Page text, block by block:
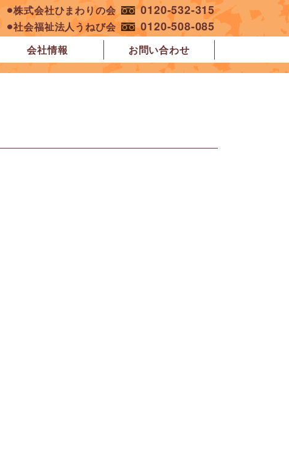
⚫︎株式会社ひまわりの会 0120-532-315
⚫︎社会福祉法人うねび会 0120-508-085
会社情報 お問い合わせ